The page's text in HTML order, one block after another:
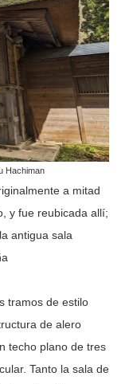
Hachiman
a mitad
y fue reubicada allí;
antigua sala
tramos de estilo
de alero
techo plano de tres
Tanto la sala de